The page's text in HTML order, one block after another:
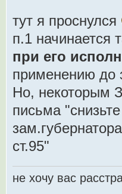
тут я проснулся
п.1 начинается
при его
применению до
Но, некоторым
письма
ст.95"
не хочу вас